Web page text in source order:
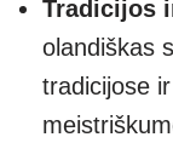
Tradicijos
olandiškas
tradicijose